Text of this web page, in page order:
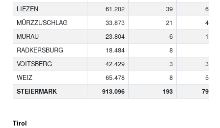
LIEZEN
61.202 39
MÜRZZUSCHLAG
33.873 21
MURAU
23.804 6
RADKERSBURG
18.484 8
VOITSBERG
42.429 3
WEIZ
65.478 8
STEIERMARK
913.096 193
Tirol